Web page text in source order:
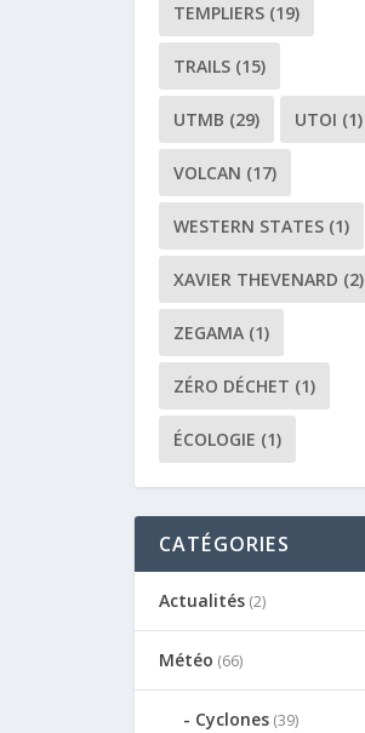
TEMPLIERS(19)
TRAILS(15)
UTMB (29) UTOI (1)
VOLCAN (17)
WESTERN STATES(1)
XAVIER THEVENARD (2)
ZEGAMA(1)
ZÉRO DÉCHET (1)
ÉCOLOGIE (1)
CATÉGORIES
Actualités(2)
Météo (66)
Cyclones(39)